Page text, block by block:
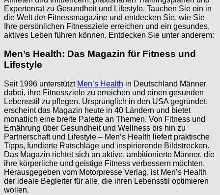
Expertenrat zu Gesundheit und Lifestyle. Tauchen Sie ein in
die Welt der Fitnessmagazine und entdecken Sie, wie Sie
Ihre persönlichen Fitnessziele erreichen und ein gesundes,
aktives Leben führen können. Entdecken Sie unter anderem:
Men’s Health: Das Magazin für Fitness und
Lifestyle
Seit 1996 unterstützt Men’s Health in Deutschland Männer
dabei, ihre Fitnessziele zu erreichen und einen gesunden
Lebensstil zu pflegen. Ursprünglich in den USA gegründet,
erscheint das Magazin heute in 40 Ländern und bietet
monatlich eine breite Palette an Themen. Von Fitness und
Ernährung über Gesundheit und Wellness bis hin zu
Partnerschaft und Lifestyle – Men’s Health liefert praktische
Tipps, fundierte Ratschläge und inspirierende Bildstrecken.
Das Magazin richtet sich an aktive, ambitionierte Männer, die
ihre körperliche und geistige Fitness verbessern möchten.
Herausgegeben vom Motorpresse Verlag, ist Men’s Health
der ideale Begleiter für alle, die ihren Lebensstil optimieren
wollen.